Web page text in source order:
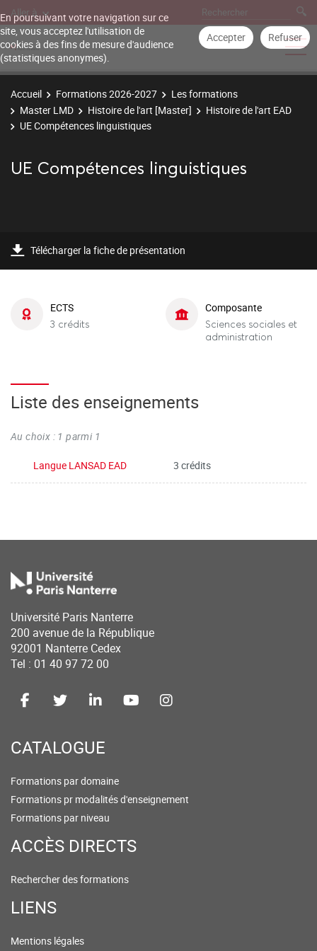
En poursuivant votre navigation sur ce
site, vous acceptez l'utilisation de
cookies à des fins de mesure d'audience
(statistiques anonymes).
Accepter Refuser
Aller à
Accueil Formations 2026-2027
Les formations
Master LMD
Histoire de l'art [Master]
Histoire de l'art EAD
UE Compétences linguistiques
UE Compétences linguistiques
Télécharger la fiche de présentation
ECTS
3 crédits
Composante
Sciences sociales et
administration
Liste des enseignements
Au choix : 1 parmi 1
Langue LANSAD EAD 3 crédits
Université Paris Nanterre
200 avenue de la République
92001 Nanterre Cedex
Tel : 01 40 97 72 00
CATALOGUE
Formations par domaine
Formations pr modalités d'enseignement
Formations par niveau
ACCÈS DIRECTS
Rechercher des formations
LIENS
Mentions légales